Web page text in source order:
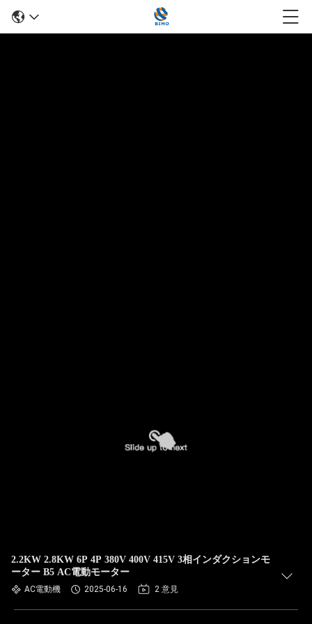
2.2KW 2.8KW 6P 4P 380V 400V 415V 3相インダクションモ
ーター B5 AC電動モーター
AC電動機 2025-06-16 2 意見